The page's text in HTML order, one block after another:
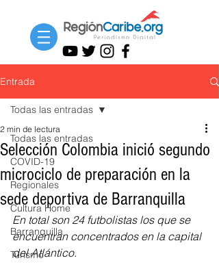
Entrada
Todas las entradas
COVID-19
Regionales
Cultura Home
Barranquilla
Turismo
Todas las entradas
Selección Colombia inició segundo
microciclo de preparación en la
sede deportiva de Barranquilla
2 min de lectura
En total son 24 futbolistas los que se
encuentran concentrados en la capital
del Atlántico.